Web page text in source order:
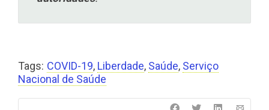
Tags: COVID-19, Liberdade, Saúde, Serviço
Nacional de Saúde